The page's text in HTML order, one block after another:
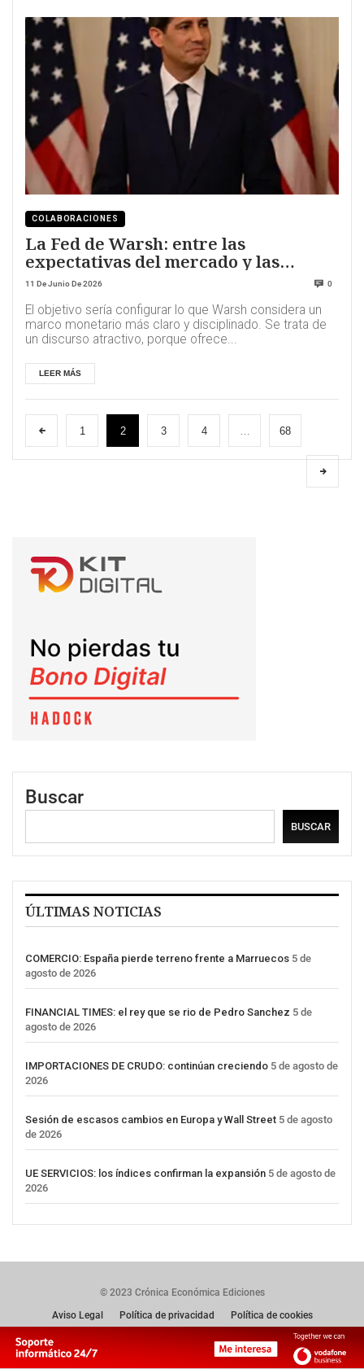
COLABORACIONES
La Fed de Warsh: entre las
expectativas del mercado y las
limitaciones institucionales
11 De Junio De 2026 0
El objetivo sería configurar lo que Warsh considera un
marco monetario más claro y disciplinado. Se trata de
un discurso atractivo, porque ofrece...
LEER MÁS
1 2 3 4 68
Buscar
BUSCAR
ÚLTIMAS NOTICIAS
COMERCIO: España pierde terreno frente a Marruecos 5 de
agosto de 2026
FINANCIAL TIMES: el rey que se rio de Pedro Sanchez 5 de
agosto de 2026
IMPORTACIONES DE CRUDO: continúan creciendo 5 de agosto de
2026
Sesión de escasos cambios en Europa y Wall Street 5 de agosto
de 2026
UE SERVICIOS: los índices confirman la expansión 5 de agosto de
2026
© 2023 Crónica Económica Ediciones
Aviso Legal
Política de privacidad Política de cookies